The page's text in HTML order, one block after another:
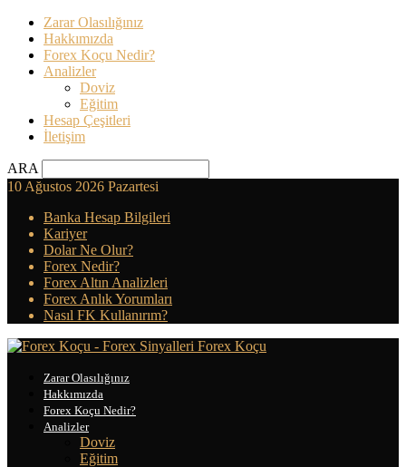
Zarar Olasılığınız
Hakkımızda
Forex Koçu Nedir?
Analizler
Doviz
Eğitim
Hesap Çeşitleri
İletişim
ARA
10 Ağustos 2026 Pazartesi
Banka Hesap Bilgileri
Kariyer
Dolar Ne Olur?
Forex Nedir?
Forex Altın Analizleri
Forex Anlık Yorumları
Nasıl FK Kullanırım?
Forex Koçu
Zarar Olasılığınız
Hakkımızda
Forex Koçu Nedir?
Analizler
Doviz
Eğitim